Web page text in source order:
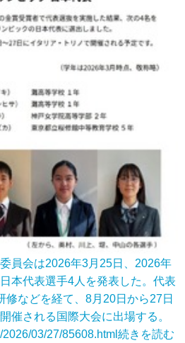
員会は2026年3月25日、2026年
本代表選手4人を発表した。代表
修などを経て、8月20日から27日
催される国際大会に出場する。
03/27/85608.html 続きを読む